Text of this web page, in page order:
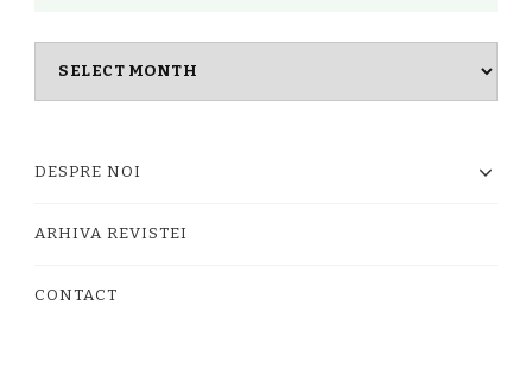
DESPRE NOI
ARHIVA REVISTEI
CONTACT